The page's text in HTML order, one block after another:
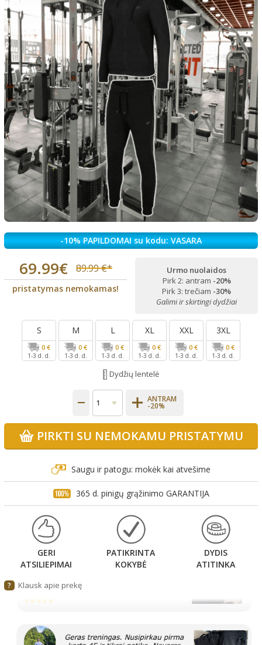
-10% PAPILDOMAI su kodu: VASARA
69.99€ 89.99 €*
pristatymas nemokamas!
Urmo nuolaidos
Pirk 2: antram -20%
Pirk 3: trečiam -30%
Galimi ir skirtingi dydžiai
S
0 €
1-3 d. d.
M
0 €
1-3 d. d.
L
0 €
1-3 d. d.
XL
0 €
1-3 d. d.
XXL
0 €
1-3 d. d.
3XL
0 €
1-3 d. d.
Dydžių lentelė
ANTRAM
-20%
PIRKTI SU NEMOKAMU PRISTATYMU
Saugu ir patogu: mokėk kai atvešime
365 d. pinigų grąžinimo GARANTIJA
GERI
ATSILIEPIMAI
PATIKRINTA
KOKYBĖ
DYDIS
ATITINKA
? Klausk apie prekę